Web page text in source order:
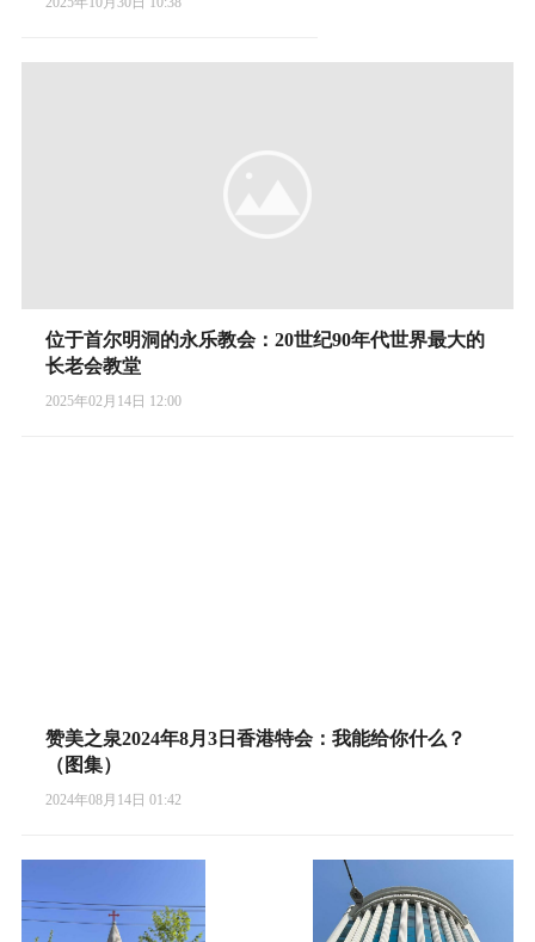
位于首尔明洞的永乐教会：20世纪90年代世界最大的
长老会教堂
2025年02月14日 12:00
赞美之泉2024年8月3日香港特会：我能给你什么？
（图集）
2024年08月14日 01:42